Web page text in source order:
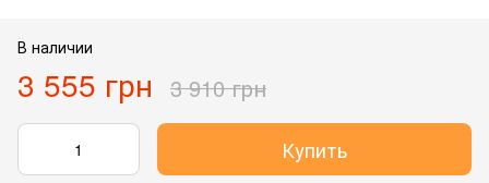
В наличии
3 555 грн 3 910 грн
Купить